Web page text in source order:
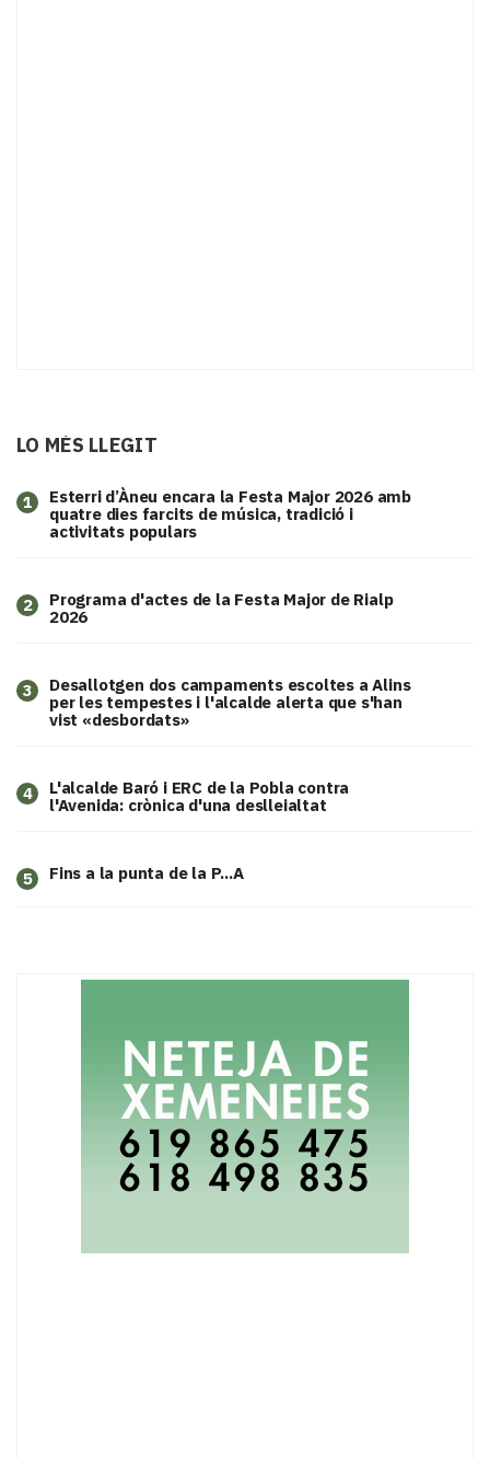
LO MÉS LLEGIT
1
Esterri d’Àneu encara la Festa Major 2026 amb
quatre dies farcits de música, tradició i
activitats populars
2
Programa d'actes de la Festa Major de Rialp
2026
3
​Desallotgen dos campaments escoltes a Alins
per les tempestes i l'alcalde alerta que s'han
vist «desbordats»
4
L'alcalde Baró i ERC de la Pobla contra
l'Avenida: crònica d'una deslleialtat
5 Fins a la punta de la P...A